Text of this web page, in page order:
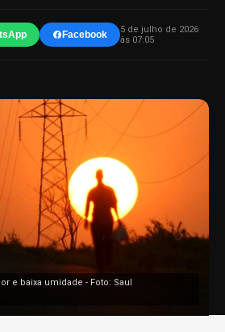
Facebook
5 de julho de 2026
às 07:05
e baixa umidade - Foto: Saul